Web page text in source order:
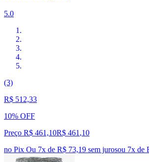
5.0
(3)
R$ 512,33
10% OFF
Preço R$ 461,10R$ 461,10
no Pix Ou 7x de R$ 73,19 sem jurosou 7x de